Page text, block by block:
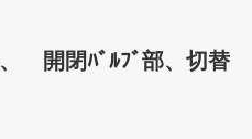
開閉ﾊﾞﾙﾌﾞ部、切替